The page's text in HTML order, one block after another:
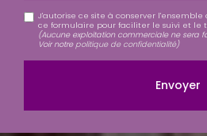
J'autorise ce site à conserver l'ensemble
ce formulaire pour faciliter le suivi et
(Aucune exploitation commerciale ne sera
Voir notre politique de confidentialité)